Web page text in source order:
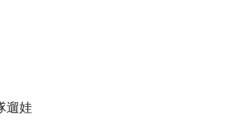
遛娃